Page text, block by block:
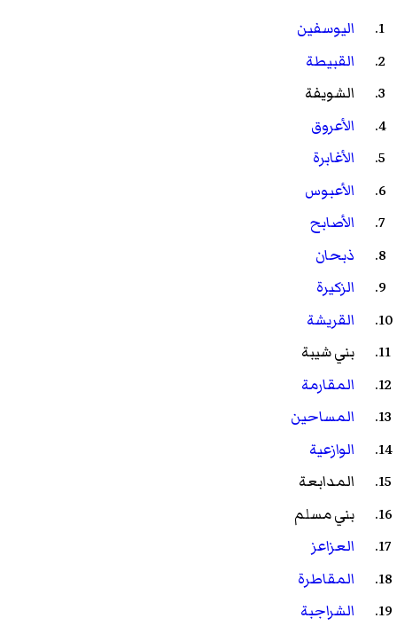
اليوسفين
القبيطة
الشويفة
الأعروق
الأغابرة
الأعبوس
الأصابح
ذبحان
الزكيرة
القريشة
بني شيبة
المقارمة
المساحين
الوازعية
المدابعة
بني مسلم
العزاعز
المقاطرة
الشراجبة